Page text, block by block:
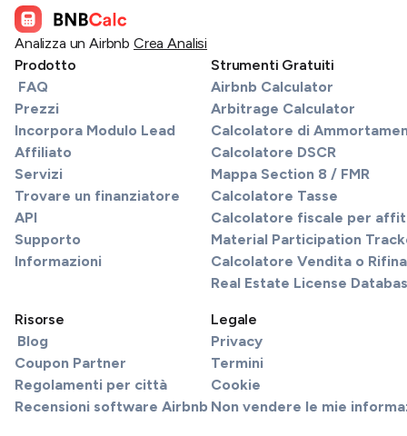
Analizza un Airbnb Crea Analisi
Prodotto
FAQ
Prezzi
Incorpora Modulo Lead
Affiliato
Servizi
Trovare un finanziatore
API
Supporto
Informazioni
Strumenti Gratuiti
Airbnb Calculator
Arbitrage Calculator
Calcolatore di
Calcolatore DSCR
Mappa Section 8 / FMR
Calcolatore Tasse
Calcolatore fiscale per
Material Participation
Calcolatore Vendita o
Real Estate License
Risorse
Blog
Coupon Partner
Regolamenti per città
Recensioni software Airbnb
Legale
Privacy
Termini
Cookie
Non vendere le mie